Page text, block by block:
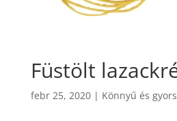
Füstölt
febr 25, 2020| Könnyű és gyors